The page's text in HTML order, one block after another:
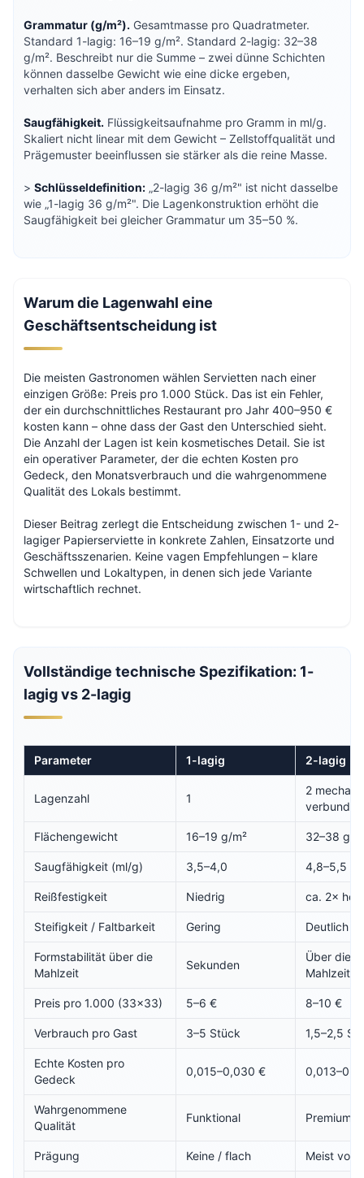
Grammatur (g/m²). Gesamtmasse pro Quadratmeter.
Standard 1-lagig: 16–19 g/m². Standard 2-lagig: 32–38
g/m². Beschreibt nur die Summe – zwei dünne Schichten
können dasselbe Gewicht wie eine dicke ergeben,
verhalten sich aber anders im Einsatz.
Saugfähigkeit. Flüssigkeitsaufnahme pro Gramm in ml/g.
Skaliert nicht linear mit dem Gewicht – Zellstoffqualität und
Prägemuster beeinflussen sie stärker als die reine Masse.
> Schlüsseldefinition: „2-lagig 36 g/m²" ist nicht dasselbe
wie „1-lagig 36 g/m²". Die Lagenkonstruktion erhöht die
Saugfähigkeit bei gleicher Grammatur um 35–50 %.
Warum die Lagenwahl eine
Geschäftsentscheidung ist
Die meisten Gastronomen wählen Servietten nach einer
einzigen Größe: Preis pro 1.000 Stück. Das ist ein Fehler,
der ein durchschnittliches Restaurant pro Jahr 400–950 €
kosten kann – ohne dass der Gast den Unterschied sieht.
Die Anzahl der Lagen ist kein kosmetisches Detail. Sie ist
ein operativer Parameter, der die echten Kosten pro
Gedeck, den Monatsverbrauch und die wahrgenommene
Qualität des Lokals bestimmt.
Dieser Beitrag zerlegt die Entscheidung zwischen 1- und 2-
lagiger Papierserviette in konkrete Zahlen, Einsatzorte und
Geschäftsszenarien. Keine vagen Empfehlungen – klare
Schwellen und Lokaltypen, in denen sich jede Variante
wirtschaftlich rechnet.
Vollständige technische Spezifikation: 1-
lagig vs 2-lagig
Parameter 1-lagig 2-lagig
Lagenzahl 1
2
verbunden
Flächengewicht 16–19 g/m² 32–38 g/
Saugfähigkeit (ml/g) 3,5–4,0 4,8–5,5
Reißfestigkeit Niedrig ca. 2×
Steifigkeit / Faltbarkeit Gering Deutlich
Formstabilität über die
Mahlzeit
Sekunden
Über die
Mahlzeit
Preis pro 1.000 (33×33) 5–6 € 8–10 €
Verbrauch pro Gast 3–5 Stück 1,5–2,5
Echte Kosten pro
Gedeck
0,015–0,030 €
Wahrgenommene
Qualität
Funktional Premium-
Prägung Keine / flach Meist